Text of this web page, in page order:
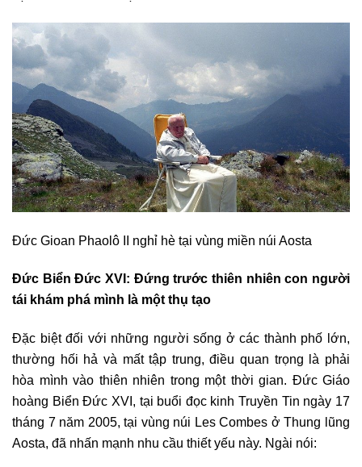
Đức Gioan Phaolô II nghỉ hè tại vùng miền núi Aosta
Đức Biển Đức XVI: Đứng trước thiên nhiên con người
tái khám phá mình là một thụ tạo
Đặc biệt đối với những người sống ở các thành phố lớn,
thường hối hả và mất tập trung, điều quan trọng là phải
hòa mình vào thiên nhiên trong một thời gian. Đức Giáo
hoàng Biển Đức XVI, tại buổi đọc kinh Truyền Tin ngày 17
tháng 7 năm 2005, tại vùng núi Les Combes ở Thung lũng
Aosta, đã nhấn mạnh nhu cầu thiết yếu này. Ngài nói: